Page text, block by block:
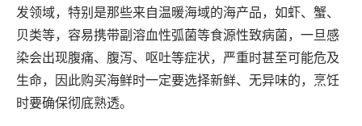
发领域，特别是那些来自温暖海域的海产品，如虾、蟹、
贝类等，容易携带副溶血性弧菌等食源性致病菌，一旦感
染会出现腹痛、腹泻、呕吐等症状，严重时甚至可能危及
生命，因此购买海鲜时一定要选择新鲜、无异味的，烹饪
时要确保彻底熟透。